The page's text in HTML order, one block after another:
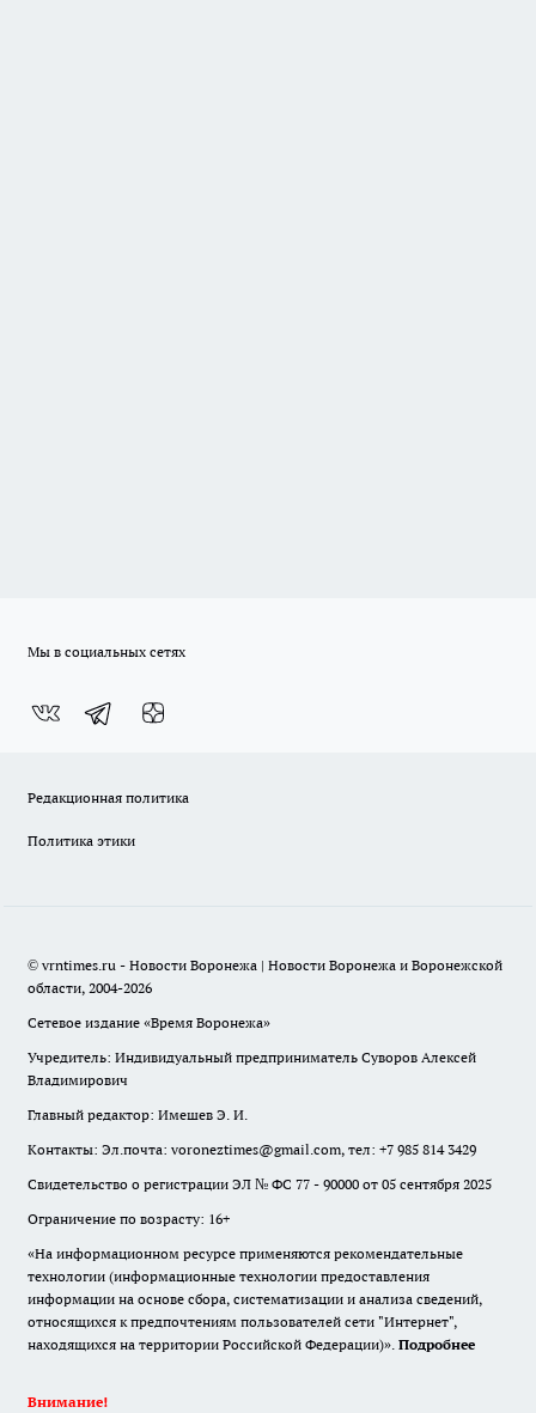
Мы в социальных сетях
Редакционная политика
Политика этики
© vrntimes.ru - Новости Воронежа | Новости Воронежа и Воронежской
области, 2004-2026
Сетевое издание «Время Воронежа»
Учредитель: Индивидуальный предприниматель Суворов Алексей
Владимирович
Главный редактор: Имешев Э. И.
Контакты: Эл.почта: voroneztimes@gmail.com, тел: +7 985 814 3429
Свидетельство о регистрации ЭЛ № ФС 77 - 90000 от 05 сентября 2025
Ограничение по возрасту: 16+
«На информационном ресурсе применяются рекомендательные
технологии (информационные технологии предоставления
информации на основе сбора, систематизации и анализа сведений,
относящихся к предпочтениям пользователей сети "Интернет",
находящихся на территории Российской Федерации)». Подробнее
Внимание!